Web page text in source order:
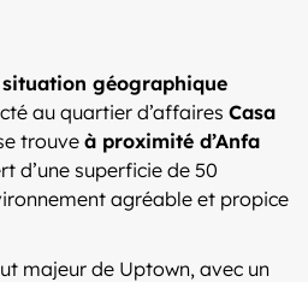
situation géographique
au quartier d’affairesCasa
trouveà proximité d’Anfa
d’une superficie de 50
agréable et propice
majeur de Uptown, avec un